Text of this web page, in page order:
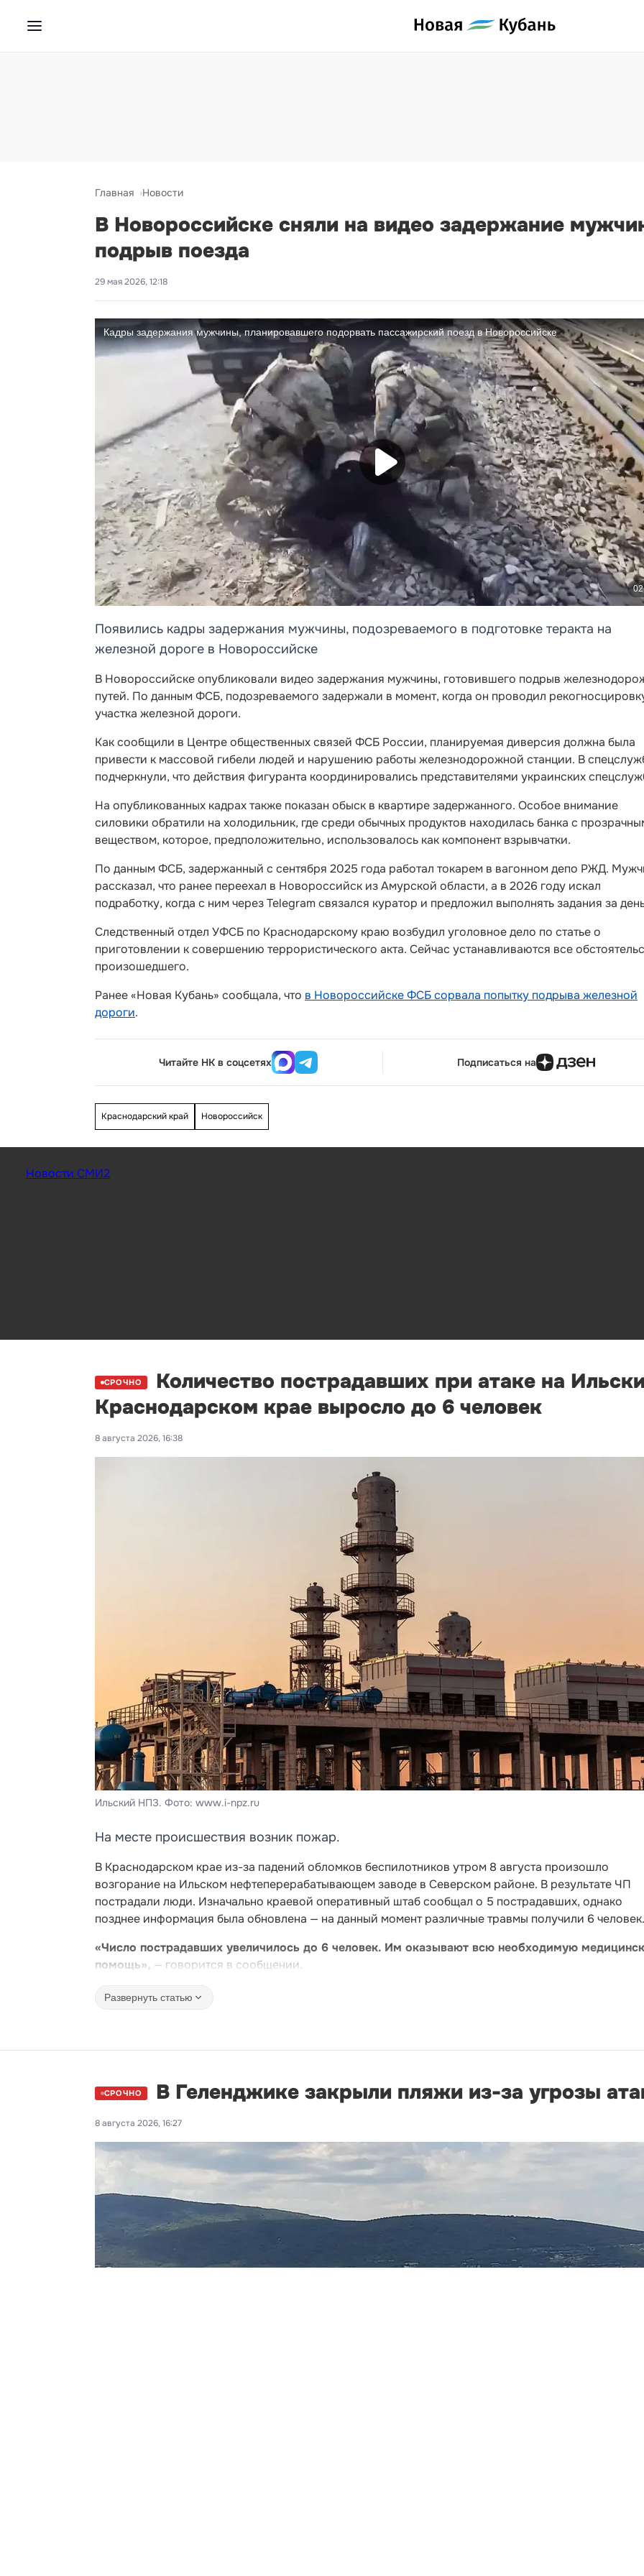
Главная Новости
В Новороссийске сняли на видео задержание
подрыв поезда
29 мая 2026, 12:18
Появились кадры задержания мужчины, подозреваемого в подготовке теракта на
железной дороге в Новороссийске
В Новороссийске опубликовали видео задержания мужчины, готовившего подрыв
путей. По данным ФСБ, подозреваемого задержали в момент, когда он проводил
участка железной дороги.
Как сообщили в Центре общественных связей ФСБ России, планируемая диверсия должна была
привести к массовой гибели людей и нарушению работы железнодорожной станции. В
подчеркнули, что действия фигуранта координировались представителями украинских
На опубликованных кадрах также показан обыск в квартире задержанного. Особое внимание
силовики обратили на холодильник, где среди обычных продуктов находилась банка с
веществом, которое, предположительно, использовалось как компонент взрывчатки.
По данным ФСБ, задержанный с сентября 2025 года работал токарем в вагонном депо РЖД.
рассказал, что ранее переехал в Новороссийск из Амурской области, а в 2026 году искал
подработку, когда с ним через Telegram связался куратор и предложил выполнять задания за
Следственный отдел УФСБ по Краснодарскому краю возбудил уголовное дело по статье о
приготовлении к совершению террористического акта. Сейчас устанавливаются все
произошедшего.
Ранее «Новая Кубань» сообщала, что в Новороссийске ФСБ сорвала попытку подрыва железной
дороги.
Читайте НК в соцсетях Подписаться на
Краснодарский край Новороссийск
Новости СМИ2
СРОЧНО
Количество пострадавших при атаке на
Краснодарском крае выросло до 6 человек
8 августа 2026, 16:38
Ильский НПЗ. Фото: www.i-npz.ru
На месте происшествия возник пожар.
В Краснодарском крае из-за падений обломков беспилотников утром 8 августа произошло
возгорание на Ильском нефтеперерабатывающем заводе в Северском районе. В результате ЧП
пострадали люди. Изначально краевой оперативный штаб сообщал о 5 пострадавших, однако
позднее информация была обновлена — на данный момент различные травмы получили 6 человек.
«Число пострадавших увеличилось до 6 человек. Им оказывают всю необходимую
помощь», — говорится в сообщении.
Развернуть статью
СРОЧНО В Геленджике закрыли пляжи из-за угрозы
8 августа 2026, 16:27